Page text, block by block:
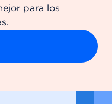
para los